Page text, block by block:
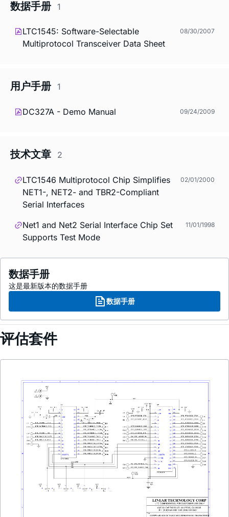
数据手册 1
LTC1545: Software-Selectable
Multiprotocol Transceiver Data Sheet
08/30/2007
用户手册 1
DC327A - Demo Manual 09/24/2009
技术文章 2
LTC1546 Multiprotocol Chip Simplifies
NET1-, NET2- and TBR2-Compliant
Serial Interfaces
02/01/2000
Net1 and Net2 Serial Interface Chip Set
Supports Test Mode
11/01/1998
数据手册
这是最新版本的数据手册
数据手册
评估套件